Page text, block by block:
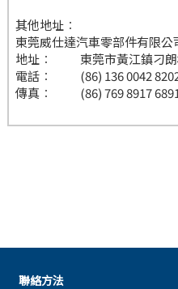
其他地址︰
東莞威仕達汽車零部件有限公
地址︰
東莞市黃江鎮刁
電話︰
(86) 136 0042
傳真︰
(86) 769 8917
聯絡方法